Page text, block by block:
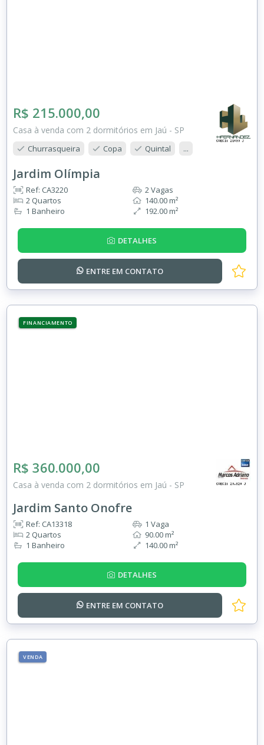
R$ 215.000,00
Casa à venda com 2 dormitórios em Jaú - SP
Churrasqueira Copa Quintal ...
Jardim Olímpia
Ref: CA3220
2 Quartos
1 Banheiro
2 Vagas
140.00 m²
192.00 m²
DETALHES
ENTRE EM CONTATO
FINANCIAMENTO
R$ 360.000,00
Casa à venda com 2 dormitórios em Jaú - SP
Jardim Santo Onofre
Ref: CA13318
2 Quartos
1 Banheiro
1 Vaga
90.00 m²
140.00 m²
DETALHES
ENTRE EM CONTATO
VENDA